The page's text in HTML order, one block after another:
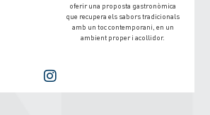
oferir una proposta gastronòmica
que recupera els sabors tradicionals
amb un toc contemporani, en un
ambient proper i acollidor.